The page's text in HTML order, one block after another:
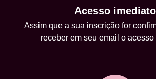
Acesso imediato
Assim que a sua inscrição for
receber em seu email o acesso